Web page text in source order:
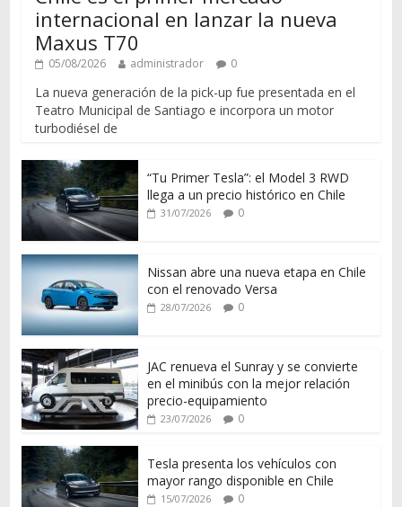
internacional en lanzar la nueva
Maxus T70
05/08/2026 administrador 0
La nueva generación de la pick-up fue presentada en el
Teatro Municipal de Santiago e incorpora un motor
turbodiésel de
“Tu Primer Tesla”: el Model 3 RWD
llega a un precio histórico en Chile
31/07/2026 0
Nissan abre una nueva etapa en Chile
con el renovado Versa
28/07/2026 0
JAC renueva el Sunray y se convierte
en el minibús con la mejor relación
precio-equipamiento
23/07/2026 0
Tesla presenta los vehículos con
mayor rango disponible en Chile
15/07/2026 0